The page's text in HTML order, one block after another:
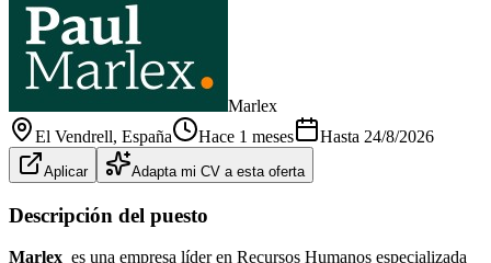
Marlex
El Vendrell, España Hace 1 meses Hasta 24/8/2026
Aplicar Adapta mi CV a esta oferta
Descripción del puesto
Marlex es una empresa líder en Recursos Humanos especializada